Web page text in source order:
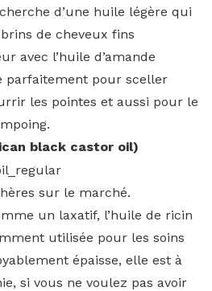
d’une huile légère qui
de cheveux fins
avec l’huile d’amande
parfaitement pour sceller
les pointes et aussi pour le
black castor oil)
sur le marché.
un laxatif, l’huile de ricin
utilisée pour les soins
épaisse, elle est à
si vous ne voulez pas avoir